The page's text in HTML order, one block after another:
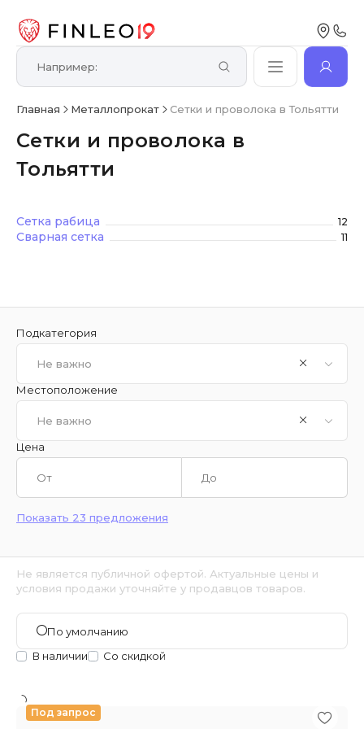
Главная Металлопрокат Сетки и проволока в Тольятти
Сетки и проволока в
Тольятти
Сетка рабица 12
Сварная сетка 11
Подкатегория
Не важно
Местоположение
Не важно
Цена
Показать 23 предложения
Не является публичной офертой. Актуальные цены и
условия продажи уточняйте у продавцов товаров.
По умолчанию
В наличии
Со скидкой
Под запрос